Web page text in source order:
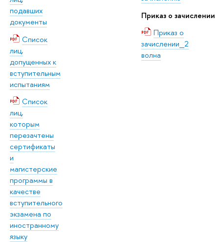
подавших
документы
Список
лиц,
допущенных к
вступительным
испытаниям
Список
лиц,
которым
перезачтены
сертификаты
и
магистерские
программы в
качестве
вступительного
экзамена по
иностранному
языку
Приказ о зачислении
Приказ о
зачислении_2
волна